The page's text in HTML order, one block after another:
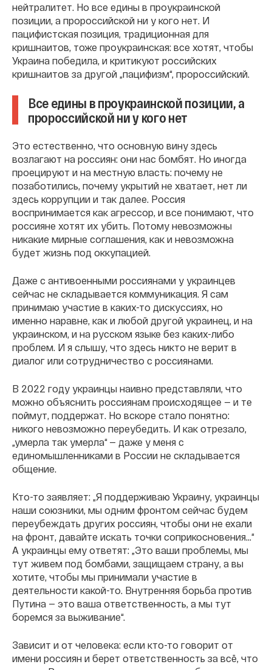
нейтралитет. Но все едины в проукраинской
позиции, а пророссийской ни у кого нет. И
пацифистская позиция, традиционная для
кришнаитов, тоже проукраинская: все хотят, чтобы
Украина победила, и критикуют российских
кришнаитов за другой „пацифизм“, пророссийский.
Все едины в проукраинской позиции, а
пророссийской ни у кого нет
Это естественно, что основную вину здесь
возлагают на россиян: они нас бомбят. Но иногда
проецируют и на местную власть: почему не
позаботились, почему укрытий не хватает, нет ли
здесь коррупции и так далее. Россия
воспринимается как агрессор, и все понимают, что
россияне хотят их убить. Потому невозможны
никакие мирные соглашения, как и невозможна
будет жизнь под оккупацией.
Даже с антивоенными россиянами у украинцев
сейчас не складывается коммуникация. Я сам
принимаю участие в каких-то дискуссиях, но
именно наравне, как и любой другой украинец, и на
украинском, и на русском языке без каких-либо
проблем. И я слышу, что здесь никто не верит в
диалог или сотрудничество с россиянами.
В 2022 году украинцы наивно представляли, что
можно объяснить россиянам происходящее — и те
поймут, поддержат. Но вскоре стало понятно:
никого невозможно переубедить. И как отрезало,
„умерла так умерла“ — даже у меня с
единомышленниками в России не складывается
общение.
Кто-то заявляет: „Я поддерживаю Украину, украинцы
наши союзники, мы одним фронтом сейчас будем
переубеждать других россиян, чтобы они не ехали
на фронт, давайте искать точки соприкосновения…“
А украинцы ему ответят: „Это ваши проблемы, мы
тут живем под бомбами, защищаем страну, а вы
хотите, чтобы мы принимали участие в
деятельности какой-то. Внутренняя борьба против
Путина — это ваша ответственность, а мы тут
боремся за выживание“.
Зависит и от человека: если кто-то говорит от
имени россиян и берет ответственность за всë, что